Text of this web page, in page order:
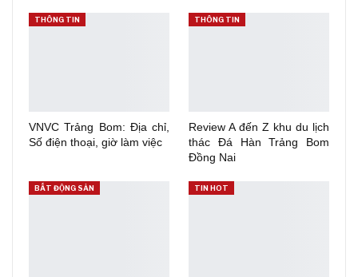
THÔNG TIN
VNVC Trảng Bom: Địa chỉ,
Số điện thoại, giờ làm việc
THÔNG TIN
Review A đến Z khu du lịch
thác Đá Hàn Trảng Bom
Đồng Nai
BẤT ĐỘNG SẢN TIN HOT